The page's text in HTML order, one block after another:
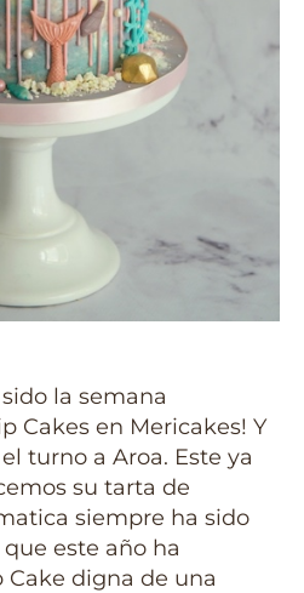
la semana
Cakes en Mericakes! Y
turno a Aroa. Este ya
su tarta de
siempre ha sido
este año ha
Cake digna de una